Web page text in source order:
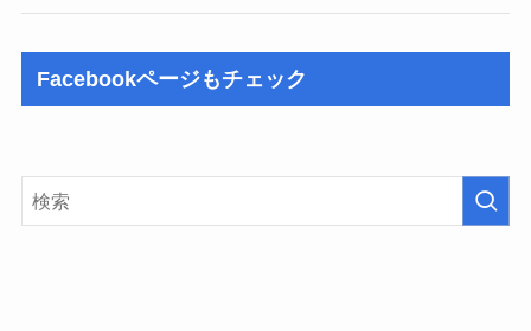
Facebookページもチェック